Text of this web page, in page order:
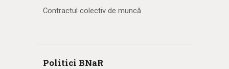
Contractul colectiv de muncă
Politici BNaR